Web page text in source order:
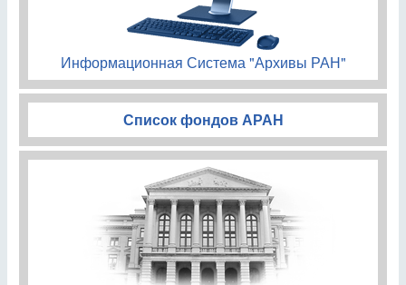
Информационная Система "Архивы РАН"
Список фондов АРАН